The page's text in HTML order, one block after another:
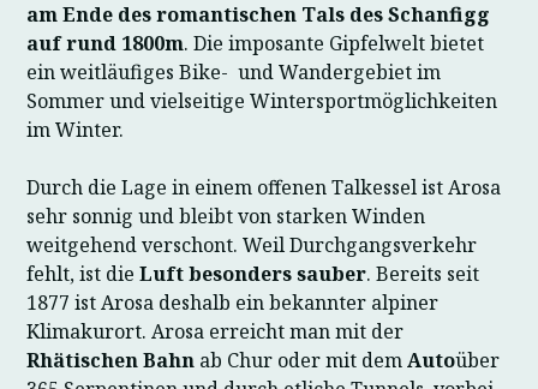
am Ende des romantischen Tals des Schanfigg
auf rund 1800m. Die imposante Gipfelwelt bietet
ein weitläufiges Bike- und Wandergebiet im
Sommer und vielseitige Wintersportmöglichkeiten
im Winter.
Durch die Lage in einem offenen Talkessel ist Arosa
sehr sonnig und bleibt von starken Winden
weitgehend verschont. Weil Durchgangsverkehr
fehlt, ist die Luft besonders sauber. Bereits seit
1877 ist Arosa deshalb ein bekannter alpiner
Klimakurort. Arosa erreicht man mit der
Rhätischen Bahn ab Chur oder mit demAutoüber